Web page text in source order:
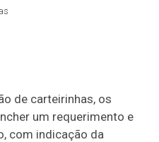
de carteirinhas, os
um requerimento e
com indicação da